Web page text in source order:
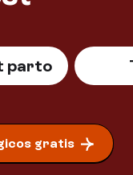
parto
gratis